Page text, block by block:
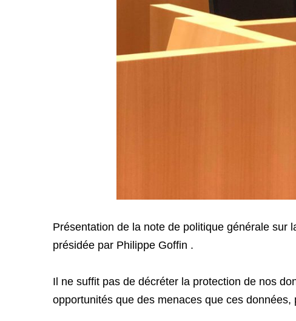
Présentation de la note de politique générale sur
présidée par Philippe Goffin .
Il ne suffit pas de décréter la protection de nos
opportunités que des menaces que ces